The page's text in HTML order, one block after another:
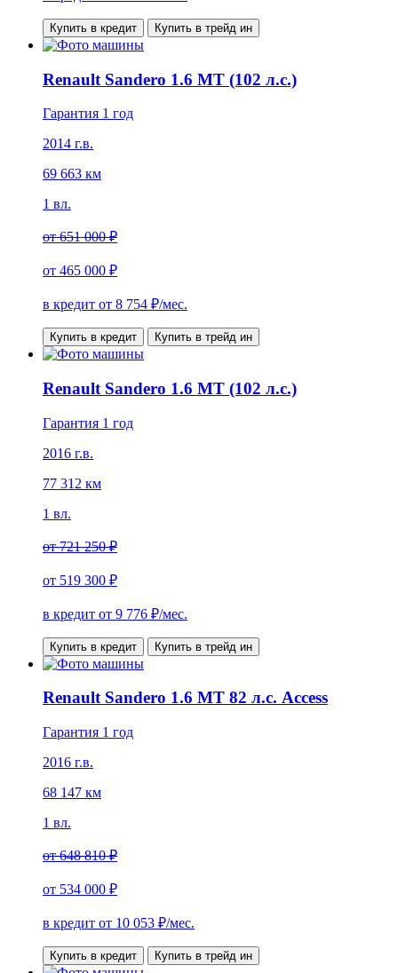
Купить в кредит Купить в трейд ин
Renault Sandero 1.6 MT (102 л.с.)
Гарантия 1 год
2014 г.в.
69 663 км
1 вл.
от651 000 ₽
от 465 000 ₽
в кредит от 8 754 ₽/мес.
Купить в кредит Купить в трейд ин
Renault Sandero 1.6 MT (102 л.с.)
Гарантия 1 год
2016 г.в.
77 312 км
1 вл.
от721 250 ₽
от 519 300 ₽
в кредит от 9 776 ₽/мес.
Купить в кредит Купить в трейд ин
Renault Sandero 1.6 MT 82 л.с. Access
Гарантия 1 год
2016 г.в.
68 147 км
1 вл.
от648 810 ₽
от 534 000 ₽
в кредит от 10 053 ₽/мес.
Купить в кредит Купить в трейд ин